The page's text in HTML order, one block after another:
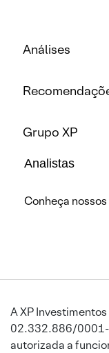
Análises
Grupo XP
Analistas
Conheça
A XP
02.332.886/0001-
autorizada a